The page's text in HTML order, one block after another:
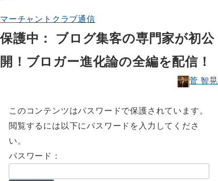
マーチャントクラブ通信
保護中： ブログ集客の専門家が初公
開！ブロガー進化論の全編を配信！
菅 智晃
このコンテンツはパスワードで保護されています。
閲覧するには以下にパスワードを入力してくださ
い。
パスワード：